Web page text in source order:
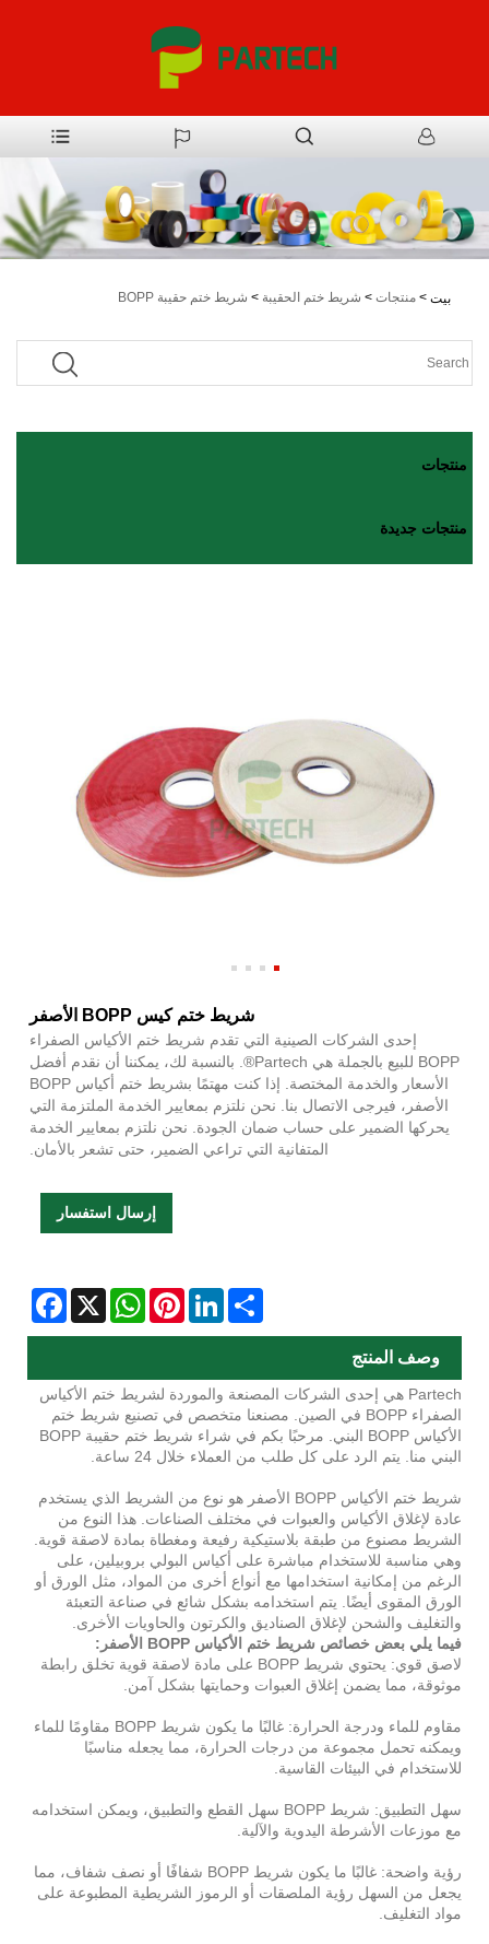
بيت > منتجات > شريط ختم الحقيبة > شريط ختم حقيبة BOPP
منتجات
منتجات جديدة
شريط ختم كيس BOPP الأصفر
إحدى الشركات الصينية التي تقدم شريط ختم الأكياس الصفراء
BOPP للبيع بالجملة هي Partech®. بالنسبة لك، يمكننا أن نقدم أفضل
الأسعار والخدمة المختصة. إذا كنت مهتمًا بشريط ختم أكياس BOPP
الأصفر، فيرجى الاتصال بنا. نحن نلتزم بمعايير الخدمة الملتزمة التي
يحركها الضمير على حساب ضمان الجودة. نحن نلتزم بمعايير الخدمة
المتفانية التي تراعي الضمير، حتى تشعر بالأمان.
إرسال استفسار
X
WhatsAppPinterestLinkedInShare
وصف المنتج
Partech هي إحدى الشركات المصنعة والموردة لشريط ختم الأكياس
الصفراء BOPP في الصين. مصنعنا متخصص في تصنيع شريط ختم
الأكياس BOPP البني. مرحبًا بكم في شراء شريط ختم حقيبة BOPP
البني منا. يتم الرد على كل طلب من العملاء خلال 24 ساعة.
شريط ختم الأكياس BOPP الأصفر هو نوع من الشريط الذي يستخدم
عادة لإغلاق الأكياس والعبوات في مختلف الصناعات. هذا النوع من
الشريط مصنوع من طبقة بلاستيكية رفيعة ومغطاة بمادة لاصقة قوية.
وهي مناسبة للاستخدام مباشرة على أكياس البولي بروبيلين، على
الرغم من إمكانية استخدامها مع أنواع أخرى من المواد، مثل الورق أو
الورق المقوى أيضًا. يتم استخدامه بشكل شائع في صناعة التعبئة
والتغليف والشحن لإغلاق الصناديق والكرتون والحاويات الأخرى.
فيما يلي بعض خصائص شريط ختم الأكياس BOPP الأصفر:
لاصق قوي: يحتوي شريط BOPP على مادة لاصقة قوية تخلق رابطة
موثوقة، مما يضمن إغلاق العبوات وحمايتها بشكل آمن.
مقاوم للماء ودرجة الحرارة: غالبًا ما يكون شريط BOPP مقاومًا للماء
ويمكنه تحمل مجموعة من درجات الحرارة، مما يجعله مناسبًا
للاستخدام في البيئات القاسية.
سهل التطبيق: شريط BOPP سهل القطع والتطبيق، ويمكن استخدامه
مع موزعات الأشرطة اليدوية والآلية.
رؤية واضحة: غالبًا ما يكون شريط BOPP شفافًا أو نصف شفاف، مما
يجعل من السهل رؤية الملصقات أو الرموز الشريطية المطبوعة على
مواد التغليف.